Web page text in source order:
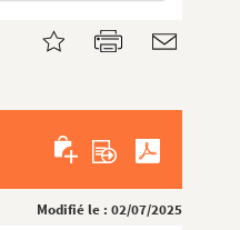
Modifié le : 02/07/2025